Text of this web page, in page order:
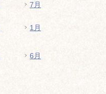
7月
1月
6月